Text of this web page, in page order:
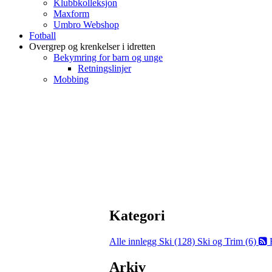
Klubbkolleksjon
Maxform
Umbro Webshop
Fotball
Overgrep og krenkelser i idretten
Bekymring for barn og unge
Retningslinjer
Mobbing
Kategori
Alle innlegg Ski (128) Ski og Trim (6)
Arkiv